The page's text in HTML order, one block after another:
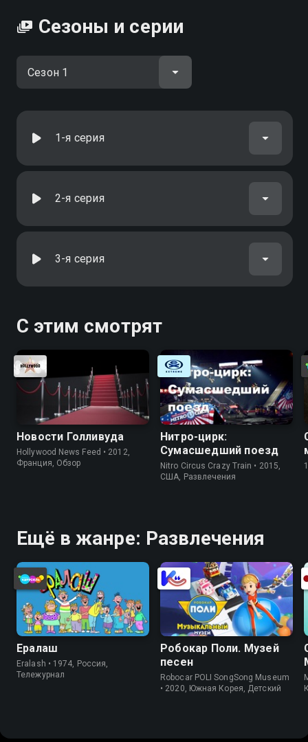
Сезоны и серии
1-я серия
2-я серия
3-я серия
С этим смотрят
Новости Голливуда
Hollywood News Feed • 2012,
Франция, Обзор
Нитро-цирк:
Сумасшедший поезд
Nitro Circus Crazy Train • 2015,
США, Развлечения
Ещё в жанре: Развлечения
Ералаш
Eralash • 1974, Россия,
Тележурнал
Робокар Поли. Музей
песен
Robocar POLI SongSong Museum
• 2020, Южная Корея, Детский